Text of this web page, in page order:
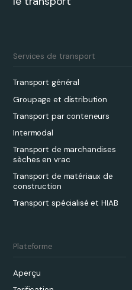
Services de transport
Transport général
Groupage et distribution
Transport par conteneurs
Intermodal
Transport de marchandises
sèches en vrac
Transport de matériaux de
construction
Transport spécialisé et HIAB
Plateforme
Aperçu